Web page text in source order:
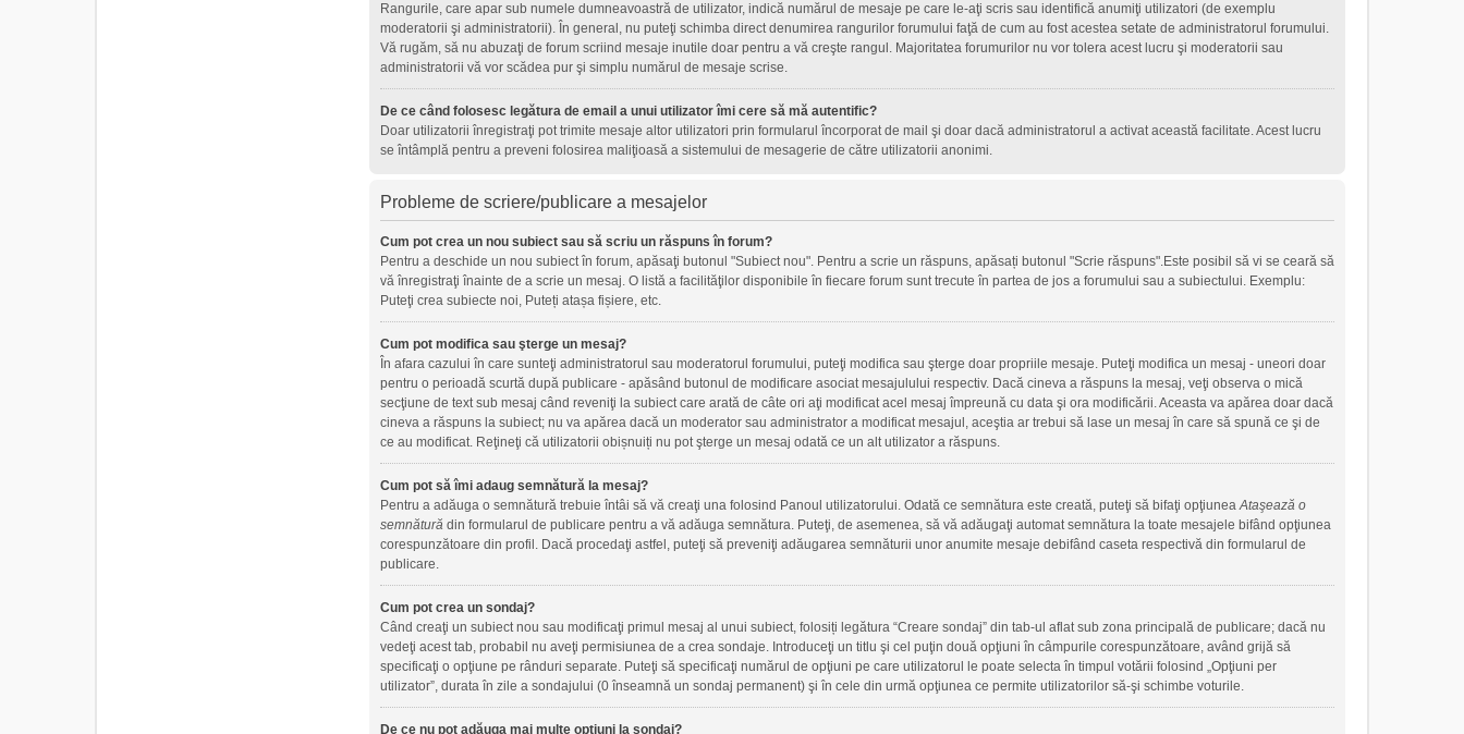
Rangurile, care apar sub numele dumneavoastră de utilizator, indică numărul de mesaje pe care le-aţi scris sau identifică anumiţi utilizatori (de exemplu
moderatorii şi administratorii). În general, nu puteţi schimba direct denumirea rangurilor forumului faţă de cum au fost acestea setate de administratorul forumului.
Vă rugăm, să nu abuzaţi de forum scriind mesaje inutile doar pentru a vă creşte rangul. Majoritatea forumurilor nu vor tolera acest lucru şi moderatorii sau
administratorii vă vor scădea pur şi simplu numărul de mesaje scrise.
De ce când folosesc legătura de email a unui utilizator îmi cere să mă autentific?
Doar utilizatorii înregistraţi pot trimite mesaje altor utilizatori prin formularul încorporat de mail şi doar dacă administratorul a activat această facilitate. Acest lucru
se întâmplă pentru a preveni folosirea maliţioasă a sistemului de mesagerie de către utilizatorii anonimi.
Probleme de scriere/publicare a mesajelor
Cum pot crea un nou subiect sau să scriu un răspuns în forum?
Pentru a deschide un nou subiect în forum, apăsaţi butonul "Subiect nou". Pentru a scrie un răspuns, apăsați butonul "Scrie răspuns".Este posibil să vi se ceară să
vă înregistraţi înainte de a scrie un mesaj. O listă a facilităţilor disponibile în fiecare forum sunt trecute în partea de jos a forumului sau a subiectului. Exemplu:
Puteţi crea subiecte noi, Puteți atașa fișiere, etc.
Cum pot modifica sau şterge un mesaj?
În afara cazului în care sunteţi administratorul sau moderatorul forumului, puteţi modifica sau şterge doar propriile mesaje. Puteţi modifica un mesaj - uneori doar
pentru o perioadă scurtă după publicare - apăsând butonul de modificare asociat mesajulului respectiv. Dacă cineva a răspuns la mesaj, veţi observa o mică
secţiune de text sub mesaj când reveniţi la subiect care arată de câte ori aţi modificat acel mesaj împreună cu data şi ora modificării. Aceasta va apărea doar dacă
cineva a răspuns la subiect; nu va apărea dacă un moderator sau administrator a modificat mesajul, aceştia ar trebui să lase un mesaj în care să spună ce şi de
ce au modificat. Reţineţi că utilizatorii obișnuiți nu pot şterge un mesaj odată ce un alt utilizator a răspuns.
Cum pot să îmi adaug semnătură la mesaj?
Pentru a adăuga o semnătură trebuie întâi să vă creaţi una folosind Panoul utilizatorului. Odată ce semnătura este creată, puteţi să bifaţi opţiuneaAtaşează o
semnătură din formularul de publicare pentru a vă adăuga semnătura. Puteţi, de asemenea, să vă adăugaţi automat semnătura la toate mesajele bifând opţiunea
corespunzătoare din profil. Dacă procedaţi astfel, puteţi să preveniţi adăugarea semnăturii unor anumite mesaje debifând caseta respectivă din formularul de
publicare.
Cum pot crea un sondaj?
Când creaţi un subiect nou sau modificaţi primul mesaj al unui subiect, folosiți legătura “Creare sondaj” din tab-ul aflat sub zona principală de publicare; dacă nu
vedeţi acest tab, probabil nu aveţi permisiunea de a crea sondaje. Introduceţi un titlu şi cel puţin două opţiuni în câmpurile corespunzătoare, având grijă să
specificaţi o opţiune pe rânduri separate. Puteţi să specificaţi numărul de opţiuni pe care utilizatorul le poate selecta în timpul votării folosind „Opţiuni per
utilizator”, durata în zile a sondajului (0 înseamnă un sondaj permanent) şi în cele din urmă opţiunea ce permite utilizatorilor să-şi schimbe voturile.
De ce nu pot adăuga mai multe opţiuni la sondaj?